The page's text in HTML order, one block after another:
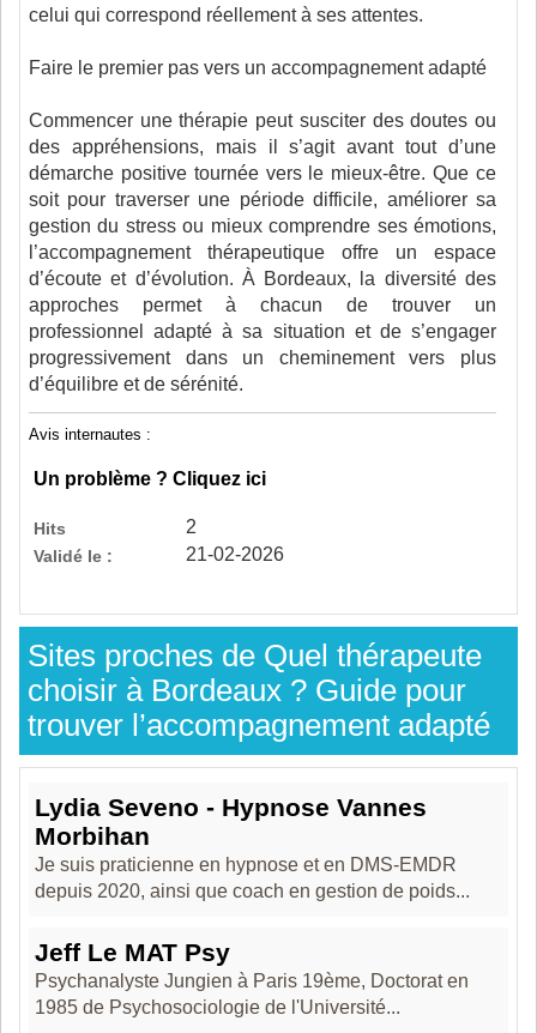
celui qui correspond réellement à ses attentes.
Faire le premier pas vers un accompagnement adapté
Commencer une thérapie peut susciter des doutes ou
des appréhensions, mais il s’agit avant tout d’une
démarche positive tournée vers le mieux-être. Que ce
soit pour traverser une période difficile, améliorer sa
gestion du stress ou mieux comprendre ses émotions,
l’accompagnement thérapeutique offre un espace
d’écoute et d’évolution. À Bordeaux, la diversité des
approches permet à chacun de trouver un
professionnel adapté à sa situation et de s’engager
progressivement dans un cheminement vers plus
d’équilibre et de sérénité.
Avis internautes :
Un problème ? Cliquez ici
Hits 2
Validé le : 21-02-2026
Sites proches de Quel thérapeute
choisir à Bordeaux ? Guide pour
trouver l’accompagnement adapté
Lydia Seveno - Hypnose Vannes
Morbihan
Je suis praticienne en hypnose et en DMS-EMDR
depuis 2020, ainsi que coach en gestion de poids...
Jeff Le MAT Psy
Psychanalyste Jungien à Paris 19ème, Doctorat en
1985 de Psychosociologie de l'Université...